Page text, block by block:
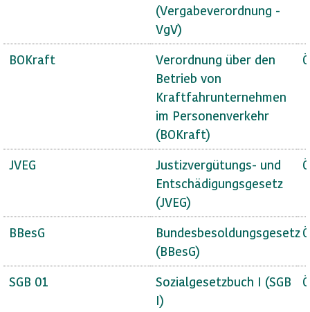
(Vergabeverordnung -
VgV)
BOKraft
Verordnung über den
Betrieb von
Kraftfahrunternehmen
im Personenverkehr
(BOKraft)
JVEG
Justizvergütungs- und
Entschädigungsgesetz
(JVEG)
BBesG
Bundesbesoldungsgesetz
(BBesG)
SGB 01
Sozialgesetzbuch I (SGB
I)